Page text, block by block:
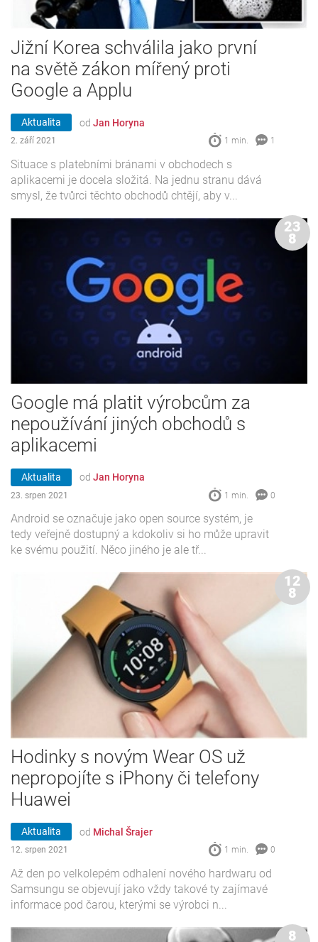
Jižní Korea schválila jako první
na světě zákon mířený proti
Google a Applu
Aktualita od Jan Horyna
2. září 2021 1 min. 1
Situace s platebními bránami v obchodech s
aplikacemi je docela složitá. Na jednu stranu dává
smysl, že tvůrci těchto obchodů chtějí, aby v...
Google má platit výrobcům za
nepoužívání jiných obchodů s
aplikacemi
Aktualita od Jan Horyna
23. srpen 2021 1 min. 0
Android se označuje jako open source systém, je
tedy veřejně dostupný a kdokoliv si ho může upravit
ke svému použití. Něco jiného je ale tř...
23
8
Hodinky s novým Wear OS už
nepropojíte s iPhony či telefony
Huawei
Aktualita od Michal Šrajer
12. srpen 2021 1 min. 0
Až den po velkolepém odhalení nového hardwaru od
Samsungu se objevují jako vždy takové ty zajímavé
informace pod čarou, kterými se výrobci n...
12
8
8